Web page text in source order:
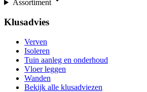
Assortiment
Klusadvies
Verven
Isoleren
Tuin aanleg en onderhoud
Vloer leggen
Wanden
Bekijk alle klusadviezen